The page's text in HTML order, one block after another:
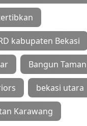
kabupaten Bekasi
Bangun
bekasi utara
Karawang